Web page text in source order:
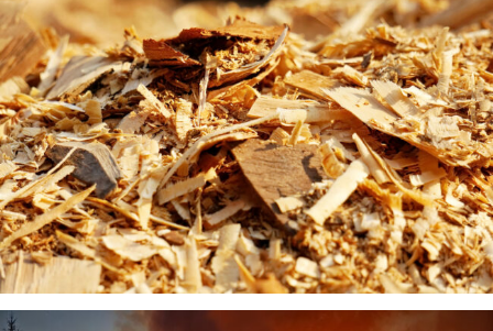
LA BIOMASA FORESTAL REFUERZA SU PAPEL
COMO ALIADA EN LA PREVENCIÓN DE
INCENDIOS Y LA DESCARBONIZACIÓN DE LOS
EDIFICIOS